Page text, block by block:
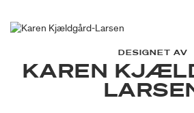
DESIGNET AV
KAREN